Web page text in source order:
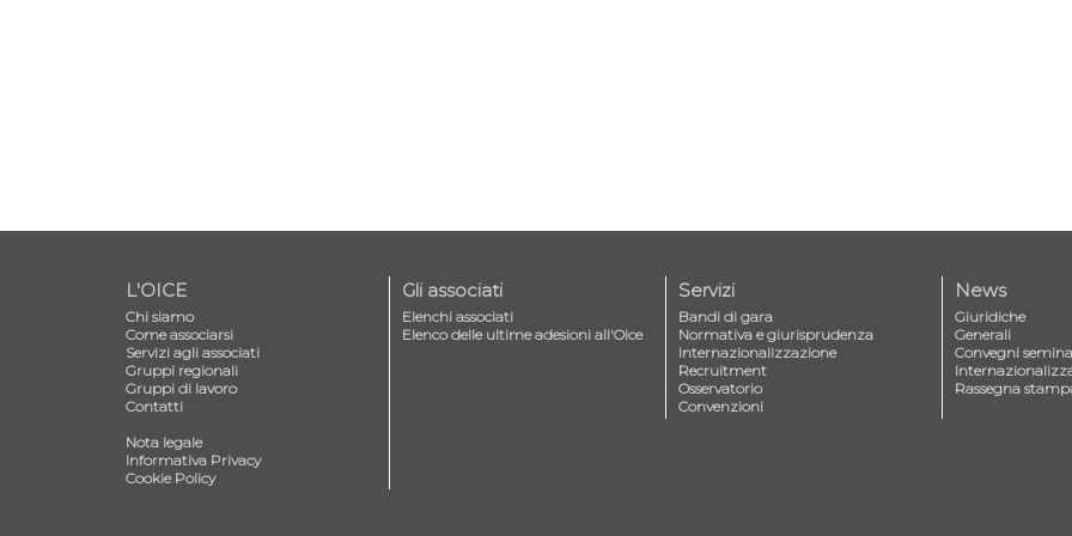
L'OICE
Chi siamo
Come associarsi
Servizi agli associati
Gruppi regionali
Gruppi di lavoro
Contatti
Nota legale
Informativa Privacy
Cookie Policy
Gli associati
Elenchi associati
Elenco delle ultime adesioni all'Oice
Servizi
Bandi di gara
Normativa e giurisprudenza
Internazionalizzazione
Recruitment
Osservatorio
Convenzioni
News
Giuridiche
Generali
Convegni
Rassegna